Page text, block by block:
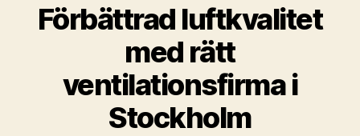
Förbättrad luftkvalitet
med rätt
ventilationsfirma i
Stockholm